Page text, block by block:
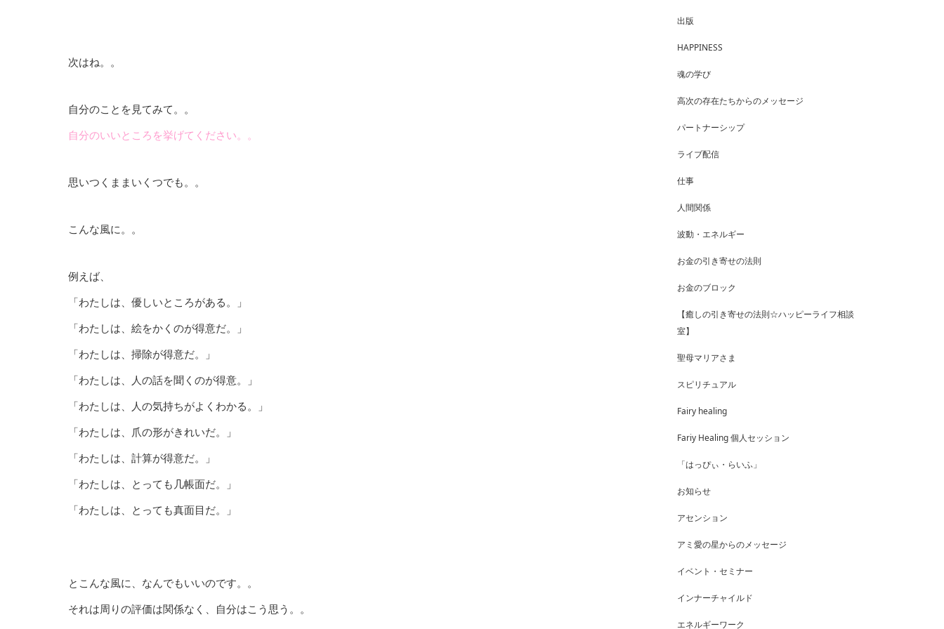
次はね。。
自分のことを見てみて。。
自分のいいところを挙げてください。。
思いつくままいくつでも。。
こんな風に。。
例えば、
「わたしは、優しいところがある。」
「わたしは、絵をかくのが得意だ。」
「わたしは、掃除が得意だ。」
「わたしは、人の話を聞くのが得意。」
「わたしは、人の気持ちがよくわかる。」
「わたしは、爪の形がきれいだ。」
「わたしは、計算が得意だ。」
「わたしは、とっても几帳面だ。」
「わたしは、とっても真面目だ。」
とこんな風に、なんでもいいのです。。
それは周りの評価は関係なく、自分はこう思う。。
出版
HAPPINESS
魂の学び
高次の存在たちからのメッセージ
パートナーシップ
ライブ配信
仕事
人間関係
波動・エネルギー
お金の引き寄せの法則
お金のブロック
【癒しの引き寄せの法則☆ハッピーライフ相談
室】
聖母マリアさま
スピリチュアル
Fairy healing
Fariy Healing 個人セッション
「はっぴぃ・らいふ」
お知らせ
アセンション
アミ愛の星からのメッセージ
イベント・セミナー
インナーチャイルド
エネルギーワーク